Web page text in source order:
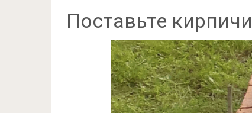
Поставьте кирпичи